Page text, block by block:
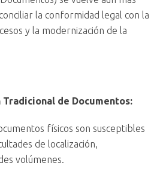
la conformidad legal con la
y la modernización de la
Tradicional de Documentos:
físicos son susceptibles
de localización,
volúmenes.